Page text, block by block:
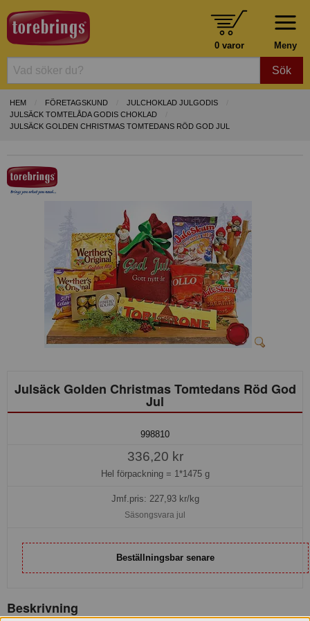
Meny
0 varor
Sök
HEM FÖRETAGSKUND
JULCHOKLAD JULGODIS
JULSÄCK TOMTELÅDA GODIS CHOKLAD
JULSÄCK GOLDEN CHRISTMAS TOMTEDANS RÖD GOD JUL
Julsäck Golden Christmas Tomtedans Röd God
Jul
998810
336,20 kr
Hel förpackning = 1*1475 g
Jmf.pris: 227,93kr/kg
Säsongsvara jul
Beställningsbar senare
Beskrivning